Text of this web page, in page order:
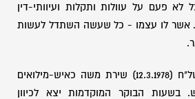
פעם על עוולות ותקלות ועיוותי-דין
אשר לו עצמו - כל שעשה השתדל לעשות
ביום ג' באדר ב' תשל"ח (12.3.1978) שירת משה כאיש-מילואים
בשעות הבוקר המוקדמות יצא לכיוון